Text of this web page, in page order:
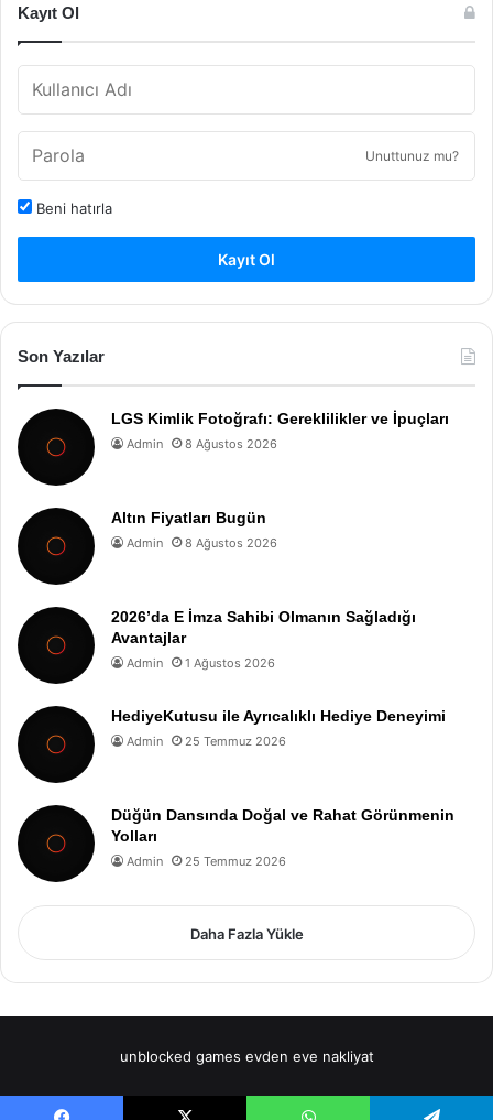
Kayıt Ol
Unuttunuz mu?
Beni hatırla
Kayıt Ol
Son Yazılar
LGS Kimlik Fotoğrafı: Gereklilikler ve İpuçları
Admin 8 Ağustos 2026
Altın Fiyatları Bugün
Admin 8 Ağustos 2026
2026’da E İmza Sahibi Olmanın Sağladığı
Avantajlar
Admin 1 Ağustos 2026
HediyeKutusu ile Ayrıcalıklı Hediye Deneyimi
Admin 25 Temmuz 2026
Düğün Dansında Doğal ve Rahat Görünmenin
Yolları
Admin 25 Temmuz 2026
Daha Fazla Yükle
unblocked games evden eve nakliyat